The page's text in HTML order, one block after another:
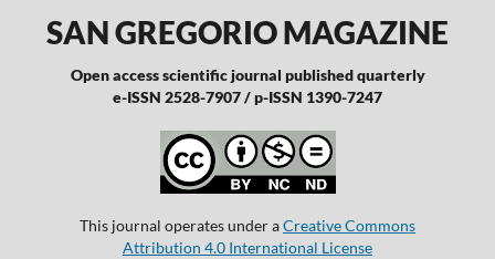
SAN GREGORIO MAGAZINE
Open access scientific journal published quarterly
e-ISSN 2528-7907 / p-ISSN 1390-7247
This journal operates under aCreative Commons
Attribution 4.0 International License